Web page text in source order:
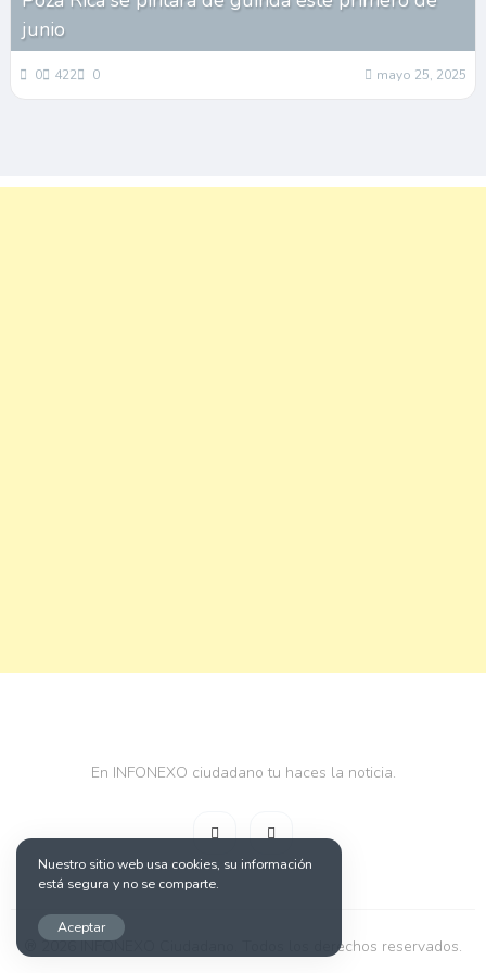
junio
0 422 0 mayo 25, 2025
En INFONEXO ciudadano tu haces la noticia.
® 2026 INFONEXO Ciudadano. Todos los derechos reservados.
Nuestro sitio web usa cookies, su información
está segura y no se comparte.
Aceptar